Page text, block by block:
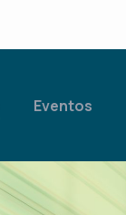
Eventos